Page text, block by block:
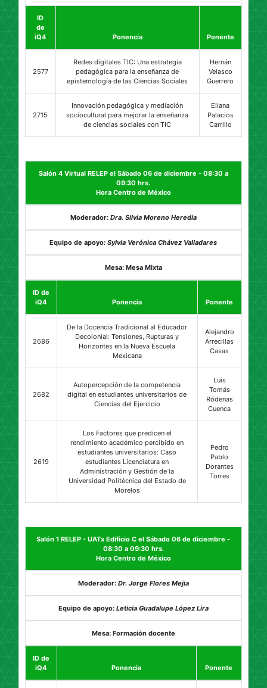
ID
de
iQ4
Ponencia Ponente
2577
Redes digitales TIC: Una estrategia
pedagógica para la enseñanza de
epistemología de las Ciencias Sociales
Hernán
Velasco
Guerrero
2715
Innovación pedagógica y mediación
sociocultural para mejorar la enseñanza
de ciencias sociales con TIC
Eliana
Palacios
Carrillo
Salón 4 Virtual RELEP el Sábado 06 de diciembre - 08:30 a
09:30 hrs.
Hora Centro de México
Moderador: Dra. Silvia Moreno Heredia
Equipo de apoyo:Sylvia Verónica Chávez Valladares
Mesa: Mesa Mixta
ID de
iQ4
Ponencia Ponente
2686
De la Docencia Tradicional al Educador
Decolonial: Tensiones, Rupturas y
Horizontes en la Nueva Escuela
Mexicana
Alejandro
Arrecillas
Casas
2682
Autopercepción de la competencia
digital en estudiantes universitarios de
Ciencias del Ejercicio
Luis
Tomás
Ródenas
Cuenca
2619
Los Factores que predicen el
rendimiento académico percibido en
estudiantes universitarios: Caso
estudiantes Licenciatura en
Administración y Gestión de la
Universidad Politécnica del Estado de
Morelos
Pedro
Pablo
Dorantes
Torres
Salón 1 RELEP - UATx Edificio C el Sábado 06 de diciembre -
08:30 a 09:30 hrs.
Hora Centro de México
Moderador: Dr. Jorge Flores Mejia
Equipo de apoyo: Leticia Guadalupe López Lira
Mesa: Formación docente
ID de
iQ4
Ponencia Ponente